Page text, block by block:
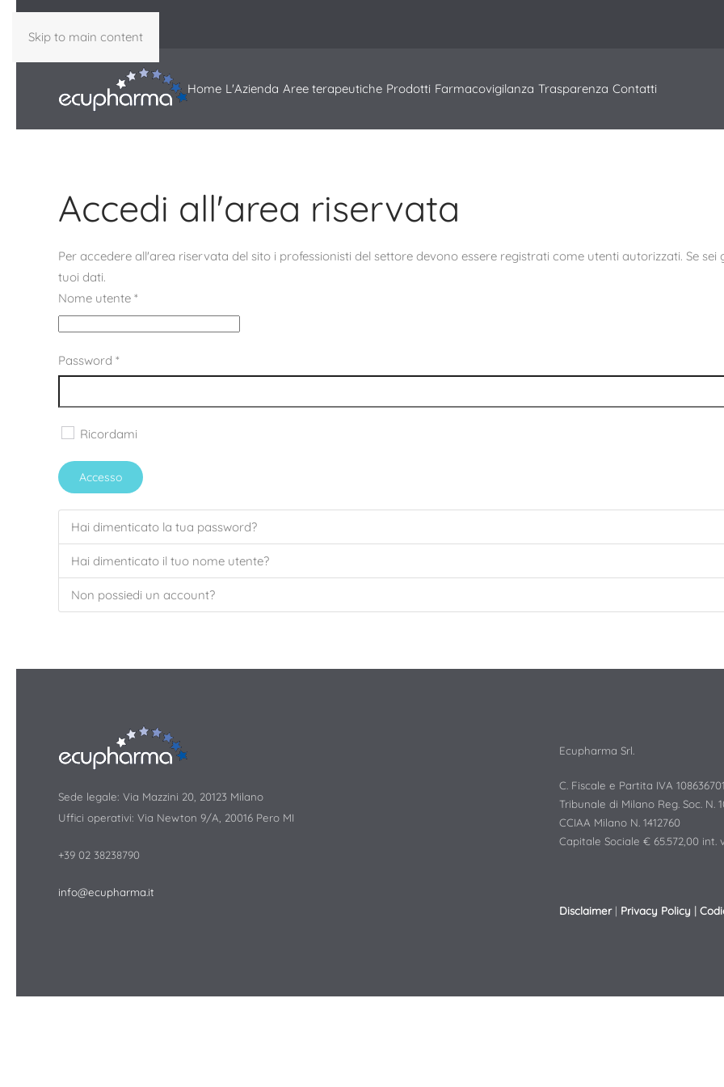
Skip to main content
Home L'Azienda Aree terapeutiche Prodotti Farmacovigilanza Trasparenza Contatti
Accedi all'area riservata
Per accedere all'area riservata del sito i professionisti del settore devono essere registrati come utenti autorizzati. Se
tuoi dati.
Nome utente *
Password *
Ricordami
Accesso
Hai dimenticato la tua password?
Hai dimenticato il tuo nome utente?
Non possiedi un account?
Sede legale: Via Mazzini 20, 20123 Milano
Uffici operativi: Via Newton 9/A, 20016 Pero MI
+39 02 38238790
info@ecupharma.it
Ecupharma Srl.
C. Fiscale e Partita IVA
Tribunale di Milano Reg. Soc. N.
CCIAA Milano N. 1412760
Capitale Sociale € 65.572,00 int.
Disclaimer | Privacy Policy